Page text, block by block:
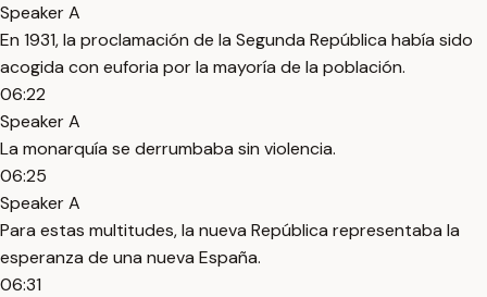
Speaker A
En 1931, la proclamación de la Segunda República había sido
acogida con euforia por la mayoría de la población.
06:22
Speaker A
La monarquía se derrumbaba sin violencia.
06:25
Speaker A
Para estas multitudes, la nueva República representaba la
esperanza de una nueva España.
06:31